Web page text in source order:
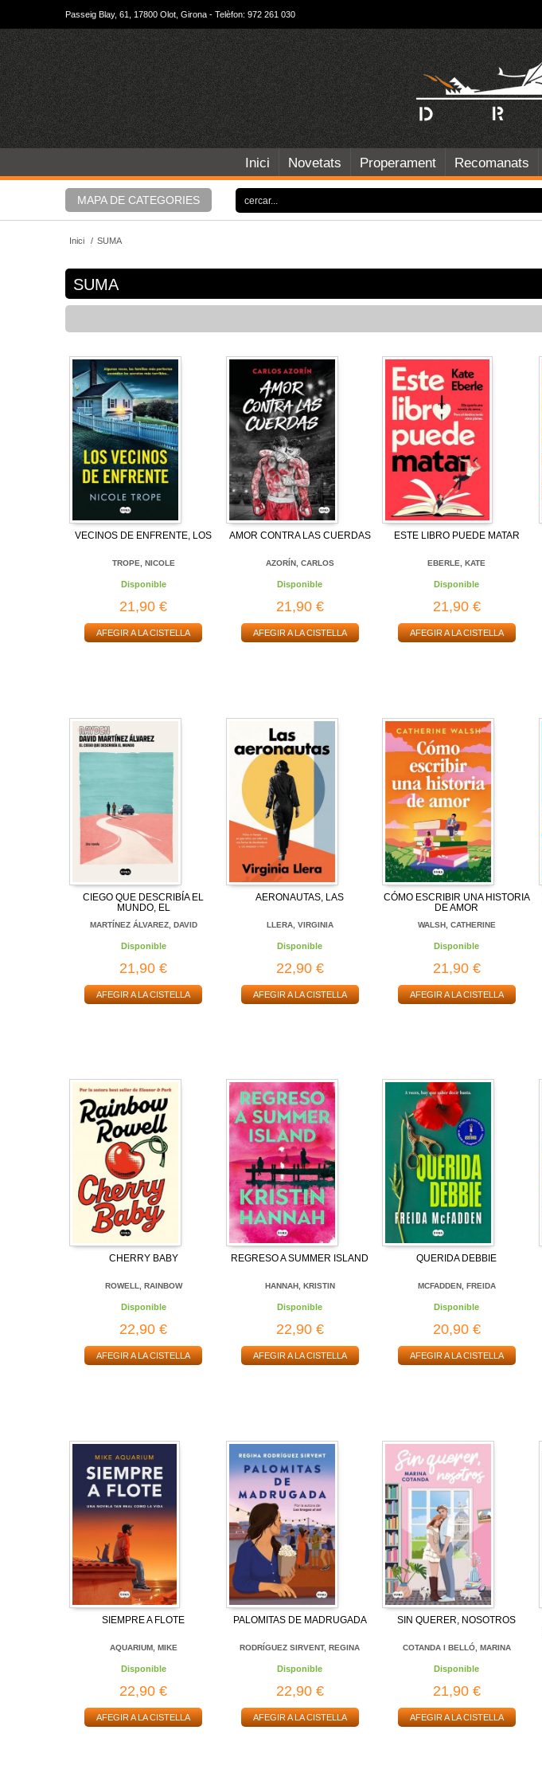
Passeig Blay, 61, 17800 Olot, Girona - Telèfon: 972 261 030
Inici Novetats Properament Recomanats
MAPA DE CATEGORIES
Inici / SUMA
SUMA
VECINOS DE ENFRENTE, LOS
TROPE, NICOLE
Disponible
21,90 €
AFEGIR A LA CISTELLA
AMOR CONTRA LAS CUERDAS
AZORÍN, CARLOS
Disponible
21,90 €
AFEGIR A LA CISTELLA
ESTE LIBRO PUEDE MATAR
EBERLE, KATE
Disponible
21,90 €
AFEGIR A LA CISTELLA
CIEGO QUE DESCRIBÍA EL
MUNDO, EL
MARTÍNEZ ÁLVAREZ, DAVID
Disponible
21,90 €
AFEGIR A LA CISTELLA
AERONAUTAS, LAS
LLERA, VIRGINIA
Disponible
22,90 €
AFEGIR A LA CISTELLA
CÓMO ESCRIBIR UNA HISTORIA
DE AMOR
WALSH, CATHERINE
Disponible
21,90 €
AFEGIR A LA CISTELLA
CHERRY BABY
ROWELL, RAINBOW
Disponible
22,90 €
AFEGIR A LA CISTELLA
REGRESO A SUMMER ISLAND
HANNAH, KRISTIN
Disponible
22,90 €
AFEGIR A LA CISTELLA
QUERIDA DEBBIE
MCFADDEN, FREIDA
Disponible
20,90 €
AFEGIR A LA CISTELLA
SIEMPRE A FLOTE
AQUARIUM, MIKE
Disponible
22,90 €
AFEGIR A LA CISTELLA
PALOMITAS DE MADRUGADA
RODRÍGUEZ SIRVENT, REGINA
Disponible
22,90 €
AFEGIR A LA CISTELLA
SIN QUERER, NOSOTROS
COTANDA I BELLÓ, MARINA
Disponible
21,90 €
AFEGIR A LA CISTELLA